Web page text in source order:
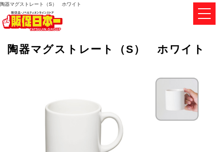
陶器マグストレート（S） ホワイト
陶器マグストレート（S） ホワイト